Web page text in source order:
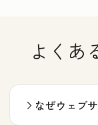
よくあ
なぜウェブ